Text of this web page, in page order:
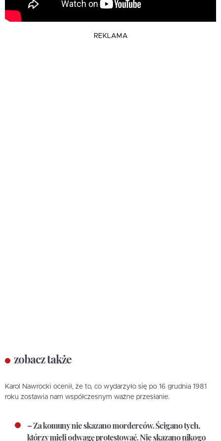
REKLAMA
zobacz także
Karol Nawrocki ocenił, że to, co wydarzyło się po 16 grudnia 1981
roku zostawia nam współczesnym ważne przesłanie.
– Za komuny nie skazano morderców. Ścigano tych,
którzy mieli odwagę protestować. Nie skazano nikogo